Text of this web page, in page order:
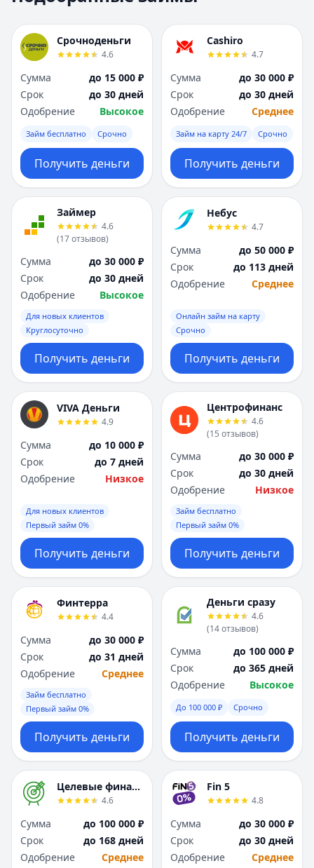
Н
Набережные Челны
Новокузнецк
Новосибирск
О
Омск
Оренбург
П
Пенза
Пермь
Р
Ростов-на-Дону
Рязань
Самара
Саратов
Севастополь
Сургут
Т
Тверь
Тольятти
Томск
Тюмень
У
Уфа
Х
Хабаровск
Ч
Чебоксары
Челябинск
Чита
Я
Ярославль
Вся Россия
Н
Набережные
Новокузнецк
Новосибирск
О
Омск
Оренбург
П
Пенза
Пермь
Р
Ростов-на-Дону
Рязань
Самара
Саратов
Сургут
Т
Тверь
Тольятти
Томск
Тюмень
У
Уфа
Х
Хабаровск
Ч
Чебоксары
Челябинск
Чита
Я
Ярославль
Вся Россия
Срочноденьги
4.6
Сумма
до 15 000 ₽
Срок
до 30 дней
Одобрение
Высокое
Займ бесплатно Срочно
Получить деньги
Cashiro
4.7
Сумма
до 30 000 ₽
Срок
до 30 дней
Одобрение
Среднее
Займ на карту 24/7 Срочно
Получить деньги
Займер
4.6
(17отзывов)
Сумма
до 30 000 ₽
Срок
до 30 дней
Одобрение
Высокое
Для новых клиентов
Круглосуточно
Получить деньги
Небус
4.7
Сумма
до 50 000 ₽
Срок
до 113 дней
Одобрение
Среднее
Онлайн займ на карту
Срочно
Получить деньги
VIVA Деньги
4.9
Сумма
до 10 000 ₽
Срок
до 7 дней
Одобрение
Низкое
Для новых клиентов
Первый займ 0%
Получить деньги
Центрофинанс
4.6
(15 отзывов)
Сумма
до 30 000 ₽
Срок
до 30 дней
Одобрение
Низкое
Займ бесплатно
Первый займ 0%
Получить деньги
Финтерра
4.4
Сумма
до 30 000 ₽
Срок
до 31 дней
Одобрение
Среднее
Займ бесплатно
Первый займ 0%
Получить деньги
Деньги сразу
4.6
(14отзывов)
Сумма
до 100 000 ₽
Срок
до 365 дней
Одобрение
Высокое
До 100 000 ₽ Срочно
Получить деньги
Целевые финансы
4.6
Сумма
до 100 000 ₽
Срок
до 168 дней
Одобрение
Среднее
Fin 5
4.8
Сумма
до 30 000 ₽
Срок
до 30 дней
Одобрение
Среднее